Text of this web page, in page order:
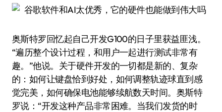
奥斯特罗回忆起自己开发G100的日子里获益匪浅。
“遍历整个设计过程，和用户一起进行测试非常有
趣。”他说。关于硬件开发的一切都是新的、复杂
的：如何让键盘恰到好处，如何调整轨迹球直到感
觉完美，如何确保电池能够续航数天时间。奥斯特
罗说：“开发这种产品非常困难。当我们发货的时